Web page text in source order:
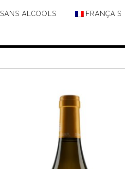
SANS ALCOOLS FRANÇAIS